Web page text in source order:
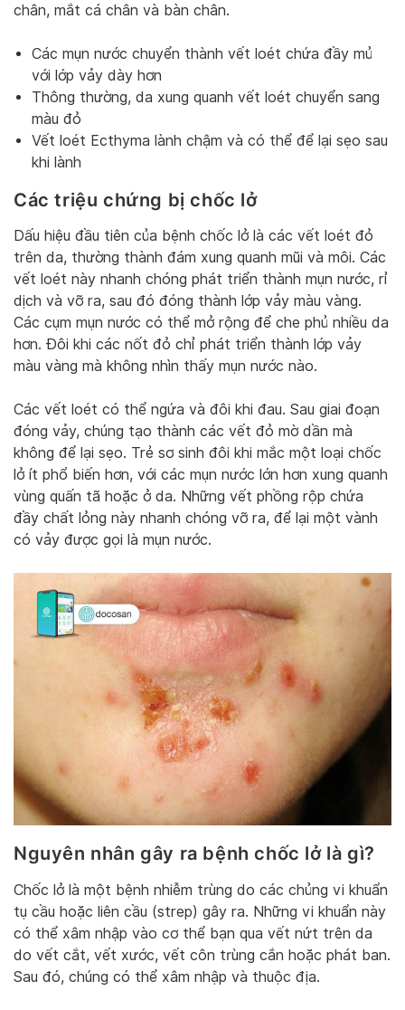
chân, mắt cá chân và bàn chân.
Các mụn nước chuyển thành vết loét chứa đầy mủ
với lớp vảy dày hơn
Thông thường, da xung quanh vết loét chuyển sang
màu đỏ
Vết loét Ecthyma lành chậm và có thể để lại sẹo sau
khi lành
Các triệu chứng bị chốc lở
Dấu hiệu đầu tiên của bệnh chốc lở là các vết loét đỏ
trên da, thường thành đám xung quanh mũi và môi. Các
vết loét này nhanh chóng phát triển thành mụn nước, rỉ
dịch và vỡ ra, sau đó đóng thành lớp vảy màu vàng.
Các cụm mụn nước có thể mở rộng để che phủ nhiều da
hơn. Đôi khi các nốt đỏ chỉ phát triển thành lớp vảy
màu vàng mà không nhìn thấy mụn nước nào.
Các vết loét có thể ngứa và đôi khi đau. Sau giai đoạn
đóng vảy, chúng tạo thành các vết đỏ mờ dần mà
không để lại sẹo. Trẻ sơ sinh đôi khi mắc một loại chốc
lở ít phổ biến hơn, với các mụn nước lớn hơn xung quanh
vùng quấn tã hoặc ở da. Những vết phồng rộp chứa
đầy chất lỏng này nhanh chóng vỡ ra, để lại một vành
có vảy được gọi là mụn nước.
Nguyên nhân gây ra bệnh chốc lở là gì?
Chốc lở là một bệnh nhiễm trùng do các chủng vi khuẩn
tụ cầu hoặc liên cầu (strep) gây ra. Những vi khuẩn này
có thể xâm nhập vào cơ thể bạn qua vết nứt trên da
do vết cắt, vết xước, vết côn trùng cắn hoặc phát ban.
Sau đó, chúng có thể xâm nhập và thuộc địa.